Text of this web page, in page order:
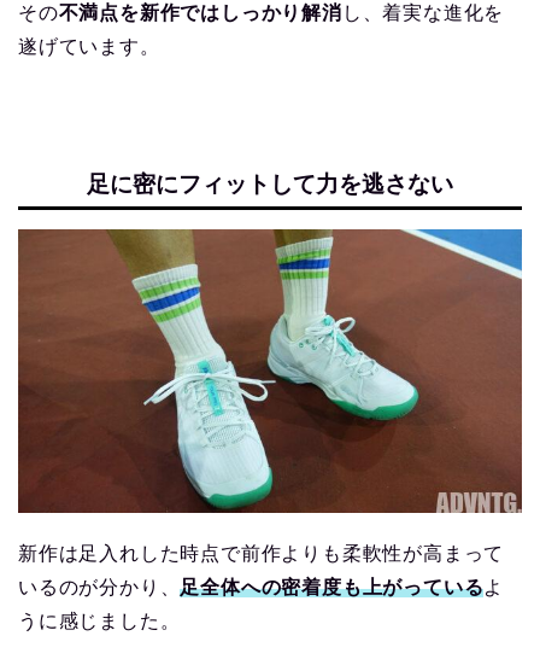
その不満点を新作ではしっかり解消 し、着実な進化を
遂げています。
足に密にフィットして力を逃さない
新作は足入れした時点で前作よりも柔軟性が高まって
いるのが分かり、足全体への密着度も上がっているよ
うに感じました。